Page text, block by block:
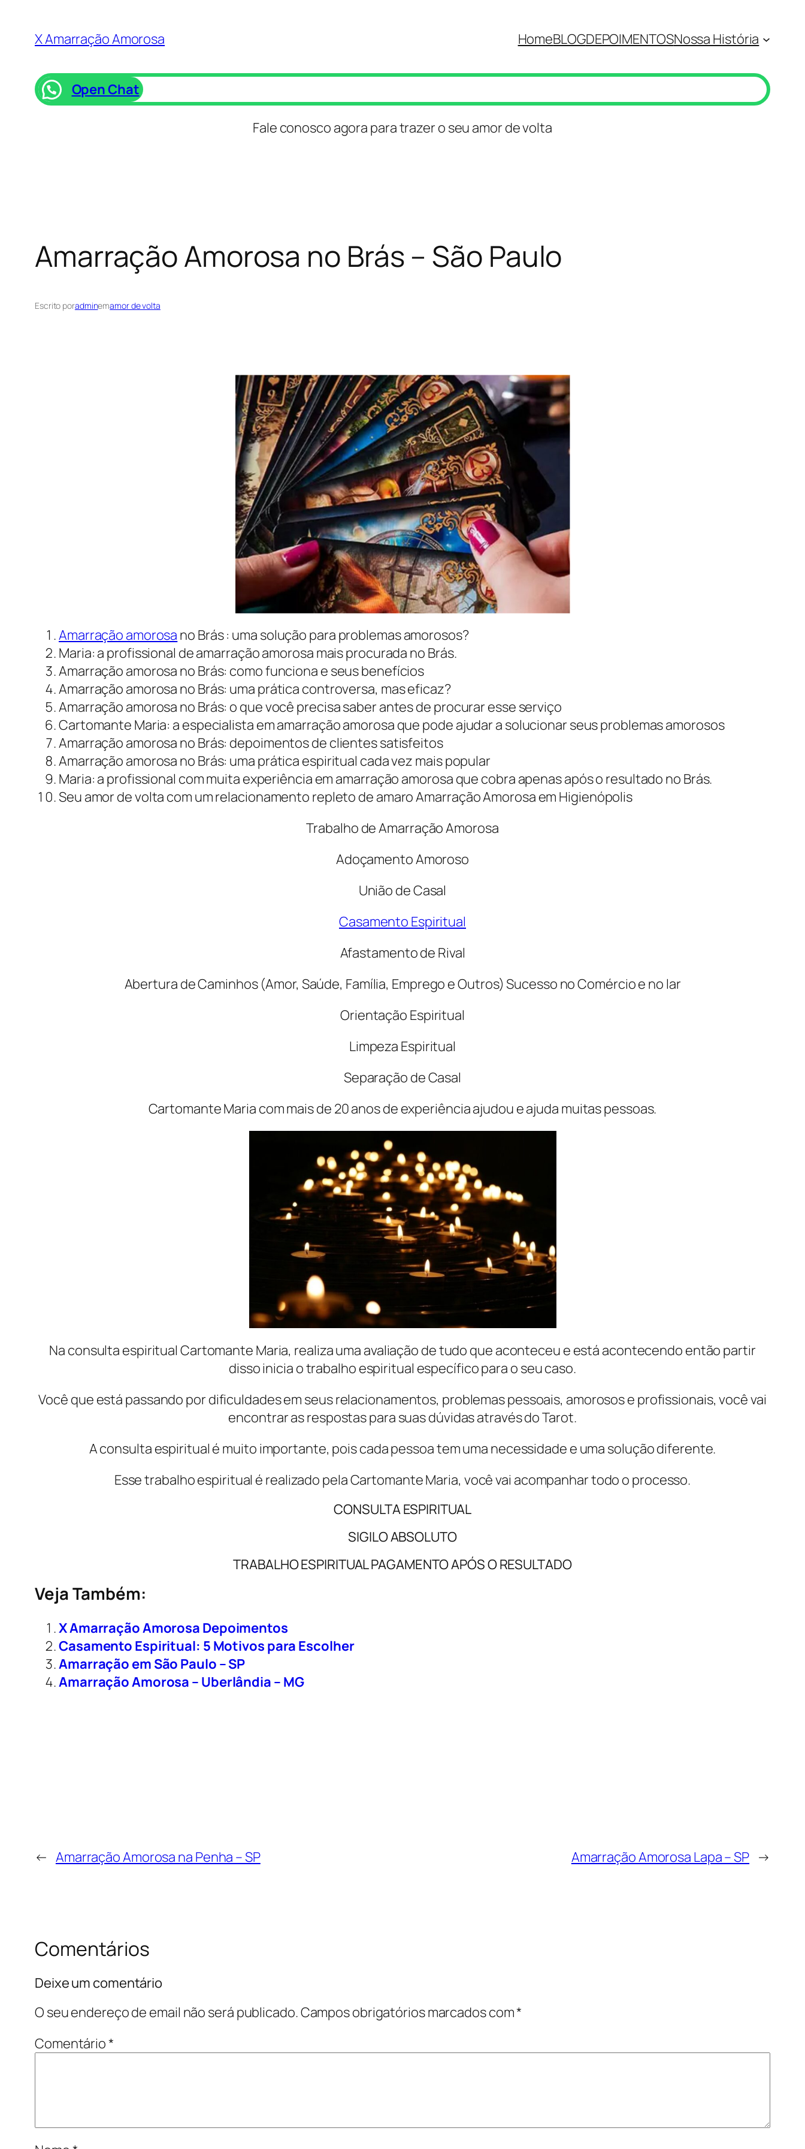
X Amarração Amorosa HomeBLOGDEPOIMENTOSNossa História
Open Chat
Fale conosco agora para trazer o seu amor de volta
Amarração Amorosa no Brás – São Paulo
Escrito poradminemamor de volta
Amarração amorosa no Brás : uma solução para problemas amorosos?
Maria: a profissional de amarração amorosa mais procurada no Brás.
Amarração amorosa no Brás: como funciona e seus benefícios
Amarração amorosa no Brás: uma prática controversa, mas eficaz?
Amarração amorosa no Brás: o que você precisa saber antes de procurar esse serviço
Cartomante Maria: a especialista em amarração amorosa que pode ajudar a solucionar seus problemas amorosos
Amarração amorosa no Brás: depoimentos de clientes satisfeitos
Amarração amorosa no Brás: uma prática espiritual cada vez mais popular
Maria: a profissional com muita experiência em amarração amorosa que cobra apenas após o resultado no Brás.
Seu amor de volta com um relacionamento repleto de amaro Amarração Amorosa em Higienópolis
Trabalho de Amarração Amorosa
Adoçamento Amoroso
União de Casal
Casamento Espiritual
Afastamento de Rival
Abertura de Caminhos (Amor, Saúde, Família, Emprego e Outros) Sucesso no Comércio e no lar
Orientação Espiritual
Limpeza Espiritual
Separação de Casal
Cartomante Maria com mais de 20 anos de experiência ajudou e ajuda muitas pessoas.
Na consulta espiritual Cartomante Maria, realiza uma avaliação de tudo que aconteceu e está acontecendo então partir
disso inicia o trabalho espiritual específico para o seu caso.
Você que está passando por dificuldades em seus relacionamentos, problemas pessoais, amorosos e profissionais, você vai
encontrar as respostas para suas dúvidas através do Tarot.
A consulta espiritual é muito importante, pois cada pessoa tem uma necessidade e uma solução diferente.
Esse trabalho espiritual é realizado pela Cartomante Maria, você vai acompanhar todo o processo.
CONSULTA ESPIRITUAL
SIGILO ABSOLUTO
TRABALHO ESPIRITUAL PAGAMENTO APÓS O RESULTADO
Veja Também:
X Amarração Amorosa Depoimentos
Casamento Espiritual: 5 Motivos para Escolher
Amarração em São Paulo – SP
Amarração Amorosa – Uberlândia – MG
← Amarração Amorosa na Penha – SP Amarração Amorosa Lapa – SP →
Comentários
Deixe um comentário
O seu endereço de email não será publicado.Campos obrigatórios marcados com*
Comentário*